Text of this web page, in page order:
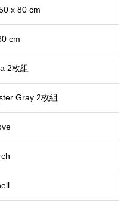
x 80 cm
cm
2枚組
Gray 2枚組